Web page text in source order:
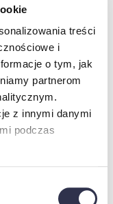
treści
i
o tym, jak
partnerom
z innymi danymi
podczas
zestaw zawiera
mebli do
się do